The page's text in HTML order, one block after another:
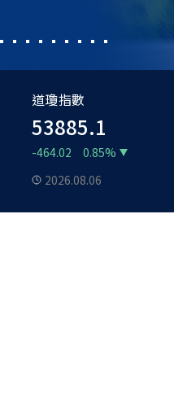
道瓊指數
53885.1
-464.020.85%
2026.08.06